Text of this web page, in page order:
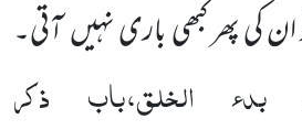
کی پھر کبھی باری نہیں آتی۔
بدء الخلق،باب ذکر